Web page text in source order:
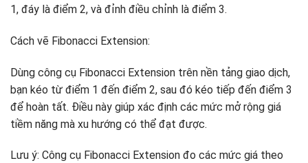
1, đáy là điểm 2, và đỉnh điều chỉnh là điểm 3.
Cách vẽ Fibonacci Extension:
Dùng công cụ Fibonacci Extension trên nền tảng giao dịch,
bạn kéo từ điểm 1 đến điểm 2, sau đó kéo tiếp đến điểm 3
để hoàn tất. Điều này giúp xác định các mức mở rộng giá
tiềm năng mà xu hướng có thể đạt được.
Lưu ý: Công cụ Fibonacci Extension đo các mức giá theo